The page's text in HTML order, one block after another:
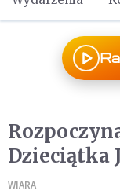
Dzieciątka
WIARA